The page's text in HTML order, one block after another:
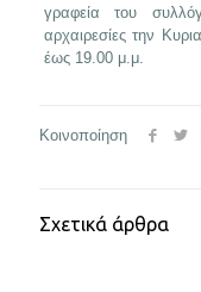
γραφεία του
αρχαιρεσίες την
έως 19.00 μ.μ.
Κοινοποίηση
Σχετικά άρθρα